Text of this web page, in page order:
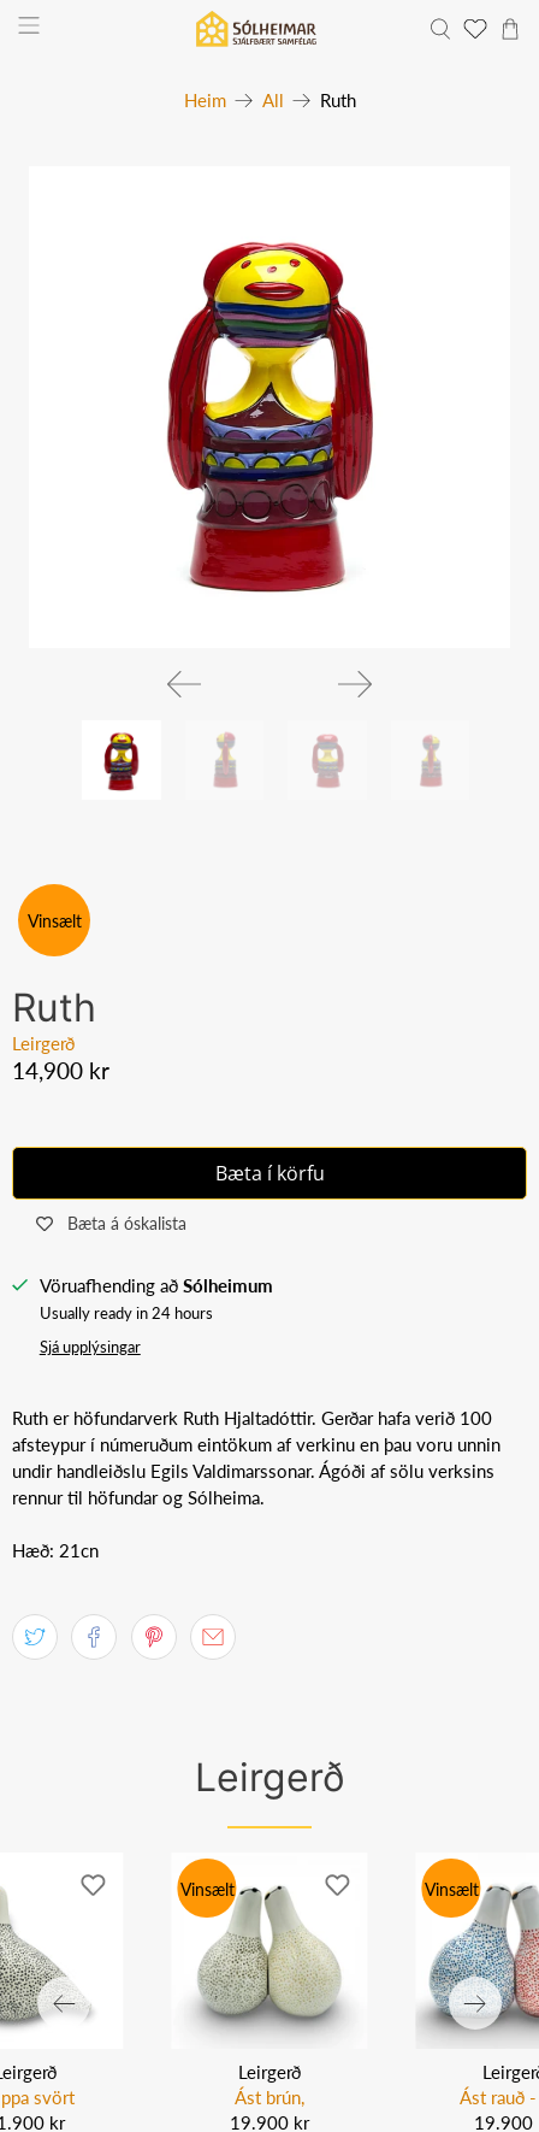
Heim All Ruth
Vinsælt
Ruth
Leirgerð
14,900 kr
Bæta í körfu
Bæta á óskalista
Vöruafhending að Sólheimum
Usually ready in 24 hours
Sjá upplýsingar
Ruth er höfundarverk Ruth Hjaltadóttir. Gerðar hafa verið 100
afsteypur í númeruðum eintökum af verkinu en þau voru unnin
undir handleiðslu Egils Valdimarssonar. Ágóði af sölu verksins
rennur til höfundar og Sólheima.
Hæð: 21cn
Leirgerð
Vinsælt
Leirgerð
Ást brún,
19.900 kr
Vinsælt
Ást rauð -
19.900
svört
kr